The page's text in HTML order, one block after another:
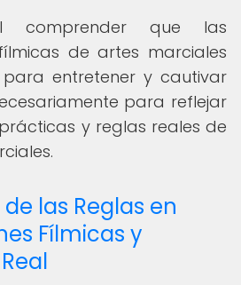
comprender que las
de artes marciales
entretener y cautivar
para reflejar
y reglas reales de
las Reglas en
Fílmicas y